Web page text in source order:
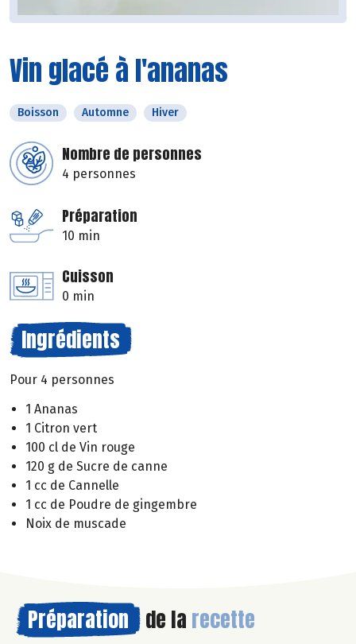
Vin glacé à l'ananas
Boisson Automne Hiver
Nombre de personnes
4 personnes
Préparation
10 min
Cuisson
0 min
Ingrédients
Pour 4 personnes
1 Ananas
1 Citron vert
100 cl de Vin rouge
120 g de Sucre de canne
1 cc de Cannelle
1 cc de Poudre de gingembre
Noix de muscade
Préparation de la recette